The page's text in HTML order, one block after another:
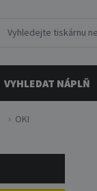
VYHLEDAT NÁPLŇ
OKI